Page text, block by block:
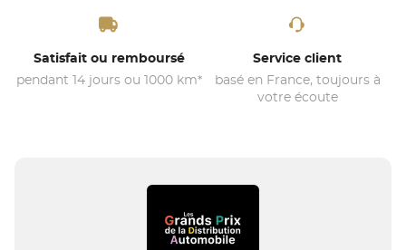
Satisfait ou remboursé
pendant 14 jours ou 1000 km*
Service client
basé en France, toujours à
votre écoute